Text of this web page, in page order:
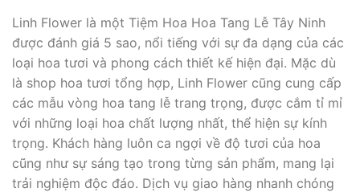
Linh Flower là một Tiệm Hoa Hoa Tang Lễ Tây Ninh
được đánh giá 5 sao, nổi tiếng với sự đa dạng của các
loại hoa tươi và phong cách thiết kế hiện đại. Mặc dù
là shop hoa tươi tổng hợp, Linh Flower cũng cung cấp
các mẫu vòng hoa tang lễ trang trọng, được cắm tỉ mỉ
với những loại hoa chất lượng nhất, thể hiện sự kính
trọng. Khách hàng luôn ca ngợi về độ tươi của hoa
cũng như sự sáng tạo trong từng sản phẩm, mang lại
trải nghiệm độc đáo. Dịch vụ giao hàng nhanh chóng